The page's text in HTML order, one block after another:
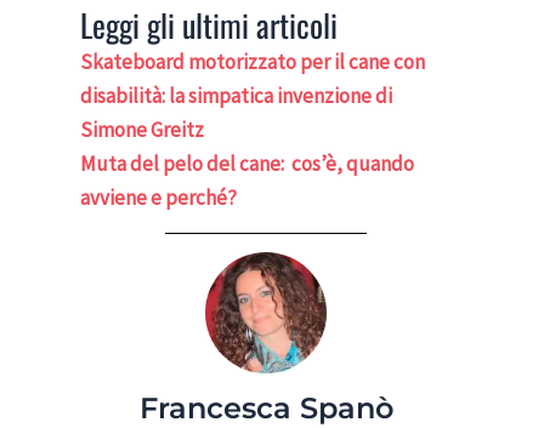
Leggi gli ultimi articoli
Skateboard motorizzato per il cane con
disabilità: la simpatica invenzione di
Simone Greitz
Muta del pelo del cane: cos’è, quando
avviene e perché?
Francesca Spanò